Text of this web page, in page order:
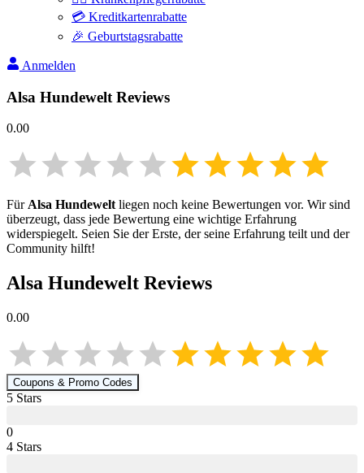
💳 Kreditkartenrabatte
🎉 Geburtstagsrabatte
Anmelden
Alsa Hundewelt Reviews
0.00
FürAlsa Hundeweltliegen noch keine Bewertungen vor. Wir sind
überzeugt, dass jede Bewertung eine wichtige Erfahrung
widerspiegelt. Seien Sie der Erste, der seine Erfahrung teilt und der
Community hilft!
Alsa Hundewelt Reviews
0.00
Coupons & Promo Codes
5 Stars
0
4 Stars